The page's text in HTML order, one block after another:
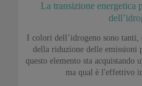
La transizione energetica
I colori dell’idrogeno sono
della riduzione delle emissioni
questo elemento sta acquistando
ma qual è l'effettivo